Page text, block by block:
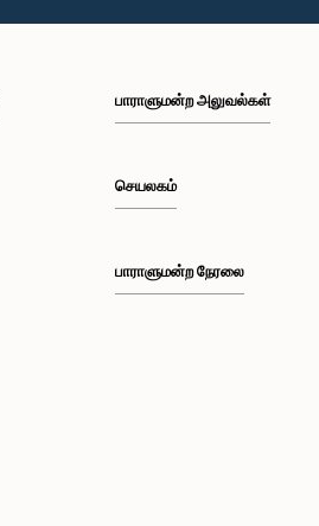
பாராளுமன்ற அலுவல்கள்
செயலகம்
பாராளுமன்ற நேரலை